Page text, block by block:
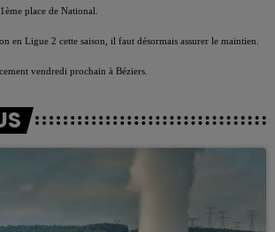
place de National.
en Ligue 2 cette saison, il faut désormais assurer le maintien.
vendredi prochain à Béziers.